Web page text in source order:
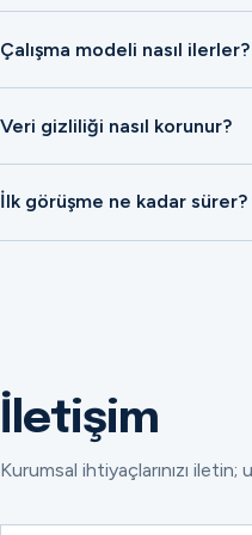
Çalışma modeli nasıl ilerler?
Veri gizliliği nasıl korunur?
İlk görüşme ne kadar sürer?
İletişim
Kurumsal ihtiyaçlarınızı